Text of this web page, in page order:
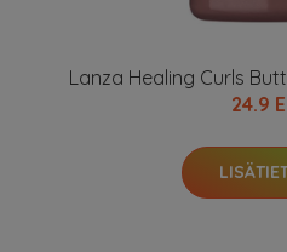
Lanza Healing Curls
24.9